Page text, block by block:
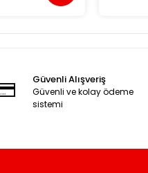
Güvenli Alışveriş
Güvenli ve kolay ödeme
sistemi